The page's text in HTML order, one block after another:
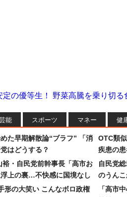
定の優等生！ 野菜高騰を乗り切る
能 スポーツ マネー 健
た早期解散論“ブラフ” 「消
はどうする？
裕・自民党前幹事長「高市お
上の裏…不快感に国境なし
形の大笑い こんなボロ政権
OTC類
疾患の
自民党
のうん
「高市